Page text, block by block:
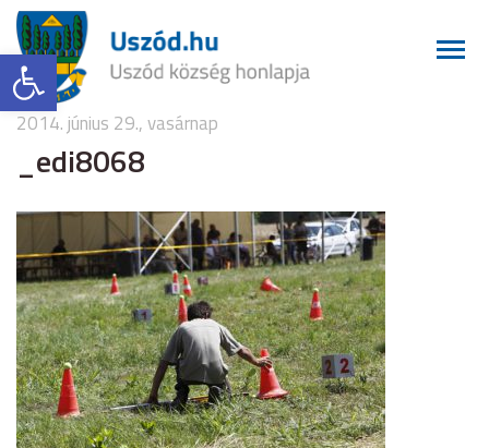
Eszköztár megnyitása
2014. június 29., vasárnap
_edi8068